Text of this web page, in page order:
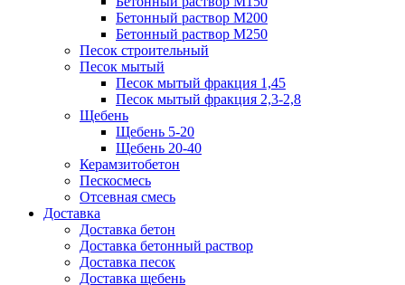
Бетонный раствор М200
Бетонный раствор М250
Песок строительный
Песок мытый
Песок мытый фракция 1,45
Песок мытый фракция 2,3-2,8
Щебень
Щебень 5-20
Щебень 20-40
Керамзитобетон
Пескосмесь
Отсевная смесь
Доставка
Доставка бетон
Доставка бетонный раствор
Доставка песок
Доставка щебень